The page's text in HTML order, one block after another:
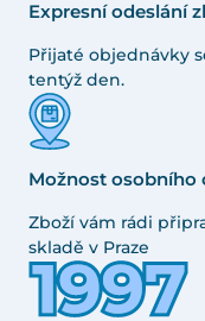
Expresní odeslání
Přijaté objednávky
tentýž den.
Možnost osobního
Zboží vám rádi
skladě v Praze